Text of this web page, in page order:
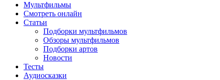
Мультфильмы
Смотреть онлайн
Статьи
Подборки мультфильмов
Обзоры мультфильмов
Подборки артов
Новости
Тесты
Аудиосказки